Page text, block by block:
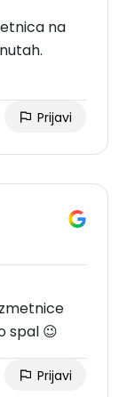
na
Prijavi
spal 😉
Prijavi